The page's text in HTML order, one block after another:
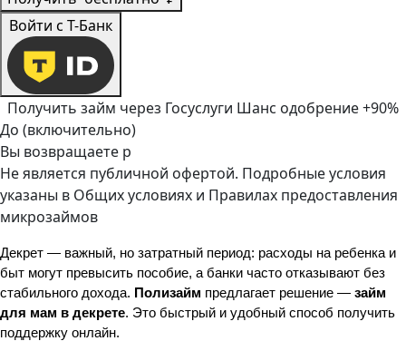
Войти с Т-Банк
Получить займ через Госуслуги Шанс одобрение +90%
До (включительно)
Вы возвращаете р
Не является публичной офертой. Подробные условия
указаны в Общих условиях и Правилах предоставления
микрозаймов
Декрет — важный, но затратный период: расходы на ребенка и
быт могут превысить пособие, а банки часто отказывают без
стабильного дохода. Полизайм предлагает решение — займ
для мам в декрете. Это быстрый и удобный способ получить
поддержку онлайн.